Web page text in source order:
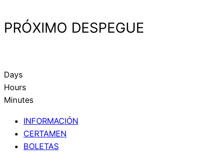
PRÓXIMO DESPEGUE
Days
Hours
Minutes
INFORMACIÓN
CERTAMEN
BOLETAS